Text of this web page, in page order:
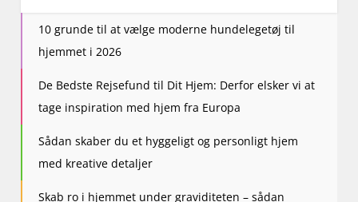
10 grunde til at vælge moderne hundelegetøj til
hjemmet i 2026
De Bedste Rejsefund til Dit Hjem: Derfor elsker vi at
tage inspiration med hjem fra Europa
Sådan skaber du et hyggeligt og personligt hjem
med kreative detaljer
Skab ro i hjemmet under graviditeten – sådan